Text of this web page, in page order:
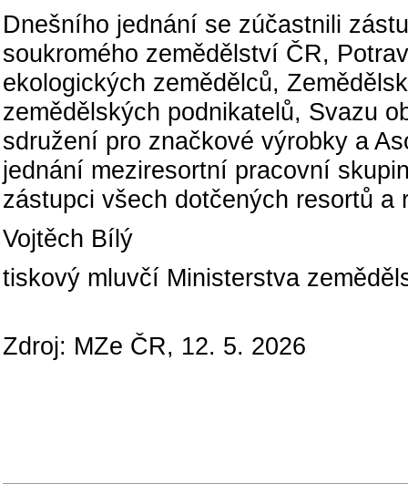
Dnešního jednání se zúčastnili
soukromého zemědělství ČR,
ekologických zemědělců,
zemědělských podnikatelů, Svazu
sdružení pro značkové výrobky a
jednání meziresortní pracovní
zástupci všech dotčených resortů
Vojtěch Bílý
tiskový mluvčí Ministerstva
Zdroj: MZe ČR, 12. 5. 2026